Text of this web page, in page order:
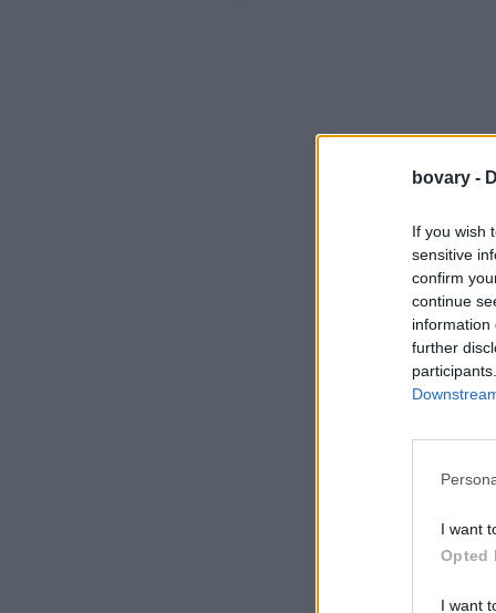
bovary -
If you wish
sensitive
confirm
continue
information
further
I want
Opted
I want